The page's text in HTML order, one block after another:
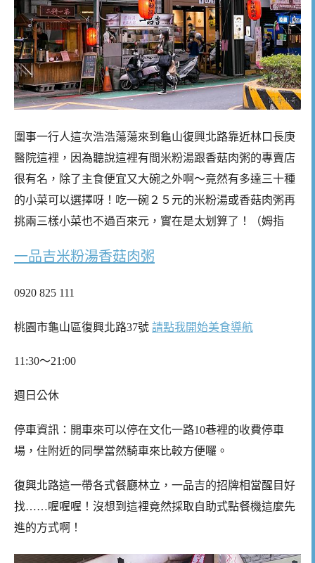
圍事一行人這次浩浩蕩蕩來到龜山復興北路靠近林口長庚
醫院這裡，因為聽說這裡有間米粉湯跟香菇肉粥的專賣店
很有名，除了主食便宜又大碗之外啊～竟然有多達三十種
的小菜可以選擇呀！吃一碗２５元的米粉湯或香菇肉粥再
挑兩三樣小菜也不過百來元，實在是太划算了！（姆指
一品吉米粉湯香菇肉粥
0920 825 111
桃園市龜山區復興北路37號 請點我開始美食導航
11:30～21:00
週日公休
停車資訊：開車來可以停在文化一路10巷裡的收費停車
場，住附近的同學當然騎車來比較方便囉。
復興北路這一帶各式餐廳林立，一品吉的招牌相當醒目好
找……喔喔喔！沒想到這裡竟然採取自助式點餐機這麼先
進的方式啊！